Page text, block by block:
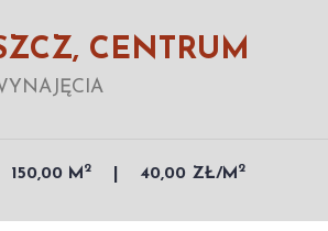
CENTRUM
150,00 M 2 40,00 ZŁ/M 2